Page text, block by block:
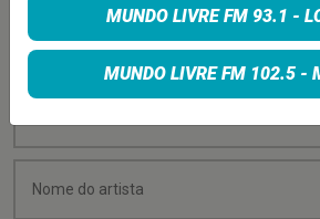
MUNDO LIVRE FM 93.1 -
MUNDO LIVRE FM 102.5 -